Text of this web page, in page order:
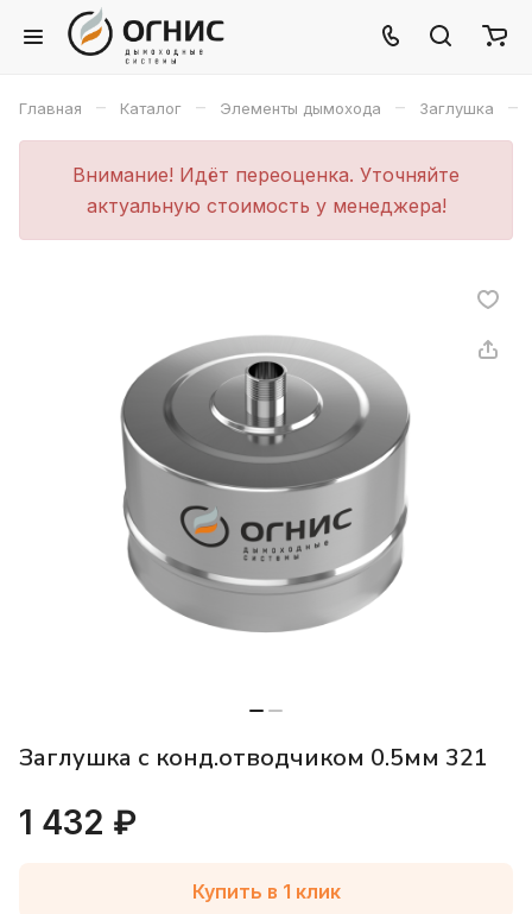
Главная – Каталог – Элементы дымохода – Заглушка –
Внимание! Идёт переоценка. Уточняйте
актуальную стоимость у менеджера!
Заглушка с конд.отводчиком 0.5мм 321
1 432 ₽
Купить в 1 клик